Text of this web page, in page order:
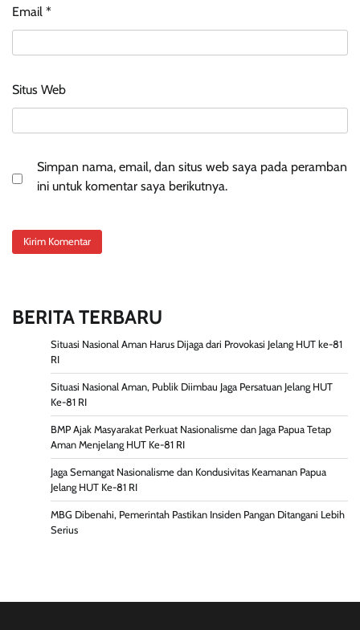
Email *
Situs Web
Simpan nama, email, dan situs web saya pada peramban
ini untuk komentar saya berikutnya.
BERITA TERBARU
Situasi Nasional Aman Harus Dijaga dari Provokasi Jelang HUT ke-81
RI
Situasi Nasional Aman, Publik Diimbau Jaga Persatuan Jelang HUT
Ke-81 RI
BMP Ajak Masyarakat Perkuat Nasionalisme dan Jaga Papua Tetap
Aman Menjelang HUT Ke-81 RI
Jaga Semangat Nasionalisme dan Kondusivitas Keamanan Papua
Jelang HUT Ke-81 RI
MBG Dibenahi, Pemerintah Pastikan Insiden Pangan Ditangani Lebih
Serius